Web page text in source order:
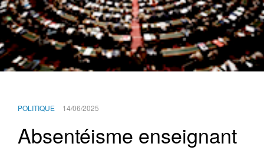
POLITIQUE 14/06/2025
Absentéisme enseignant